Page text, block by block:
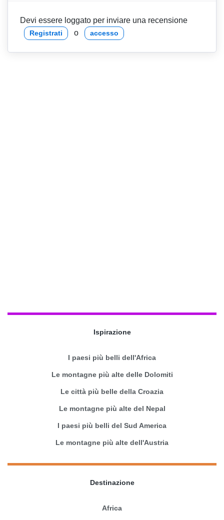
Devi essere loggato per inviare una recensione
Registrati o accesso
Ispirazione
I paesi più belli dell'Africa
Le montagne più alte delle Dolomiti
Le città più belle della Croazia
Le montagne più alte del Nepal
I paesi più belli del Sud America
Le montagne più alte dell'Austria
Destinazione
Africa